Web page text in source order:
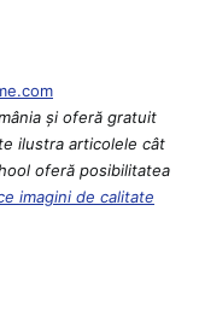
şi oferă gratuit
ilustra articolele cât
oferă posibilitatea
imagini de calitate